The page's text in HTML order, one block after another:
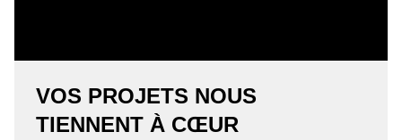
VOS PROJETS NOUS
TIENNENT À CŒUR